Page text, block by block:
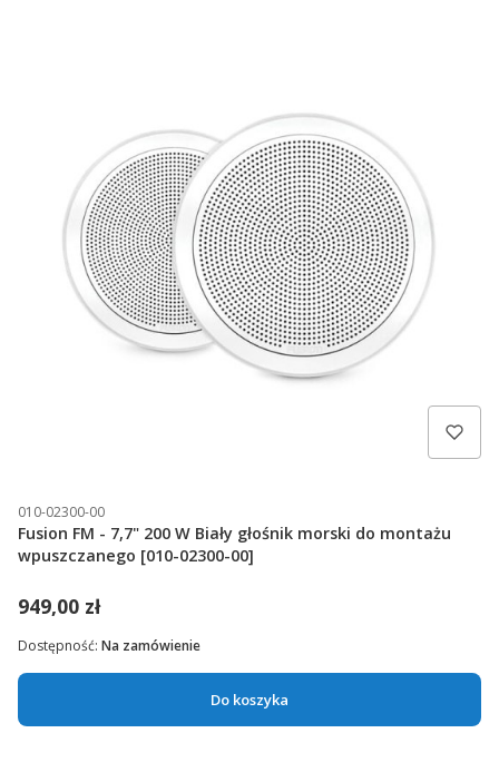
010-02300-00
Fusion FM - 7,7" 200 W Biały głośnik morski do montażu
wpuszczanego [010-02300-00]
949,00 zł
Do koszyka
Dostępność: Na zamówienie